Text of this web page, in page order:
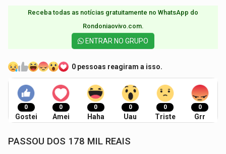
Receba todas as notícias gratuitamente no WhatsApp do
Rondoniaovivo.com.​
ENTRAR NO GRUPO
0 pessoas reagiram a isso.
0
Gostei
0
Amei
0
Haha
0
Uau
0
Triste
0
Grr
PASSOU DOS 178 MIL REAIS